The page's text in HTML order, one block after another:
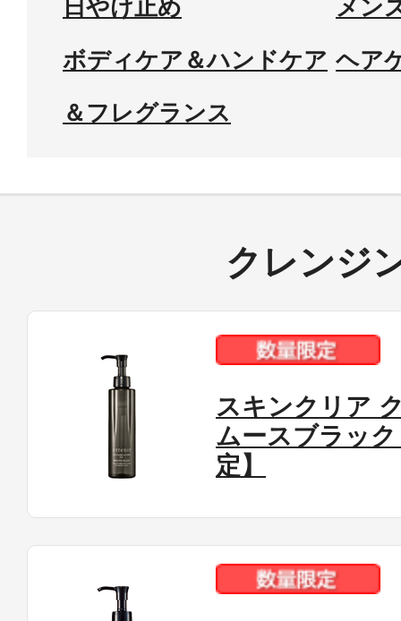
お友達紹介サ
定期お届けサ
スキンケア人気ライン
日やけ止め
メン
ボディケア＆ハンドケア
＆フレグランス
ヘア
クレンジ
スキンクリア
ムースブラッ
定】